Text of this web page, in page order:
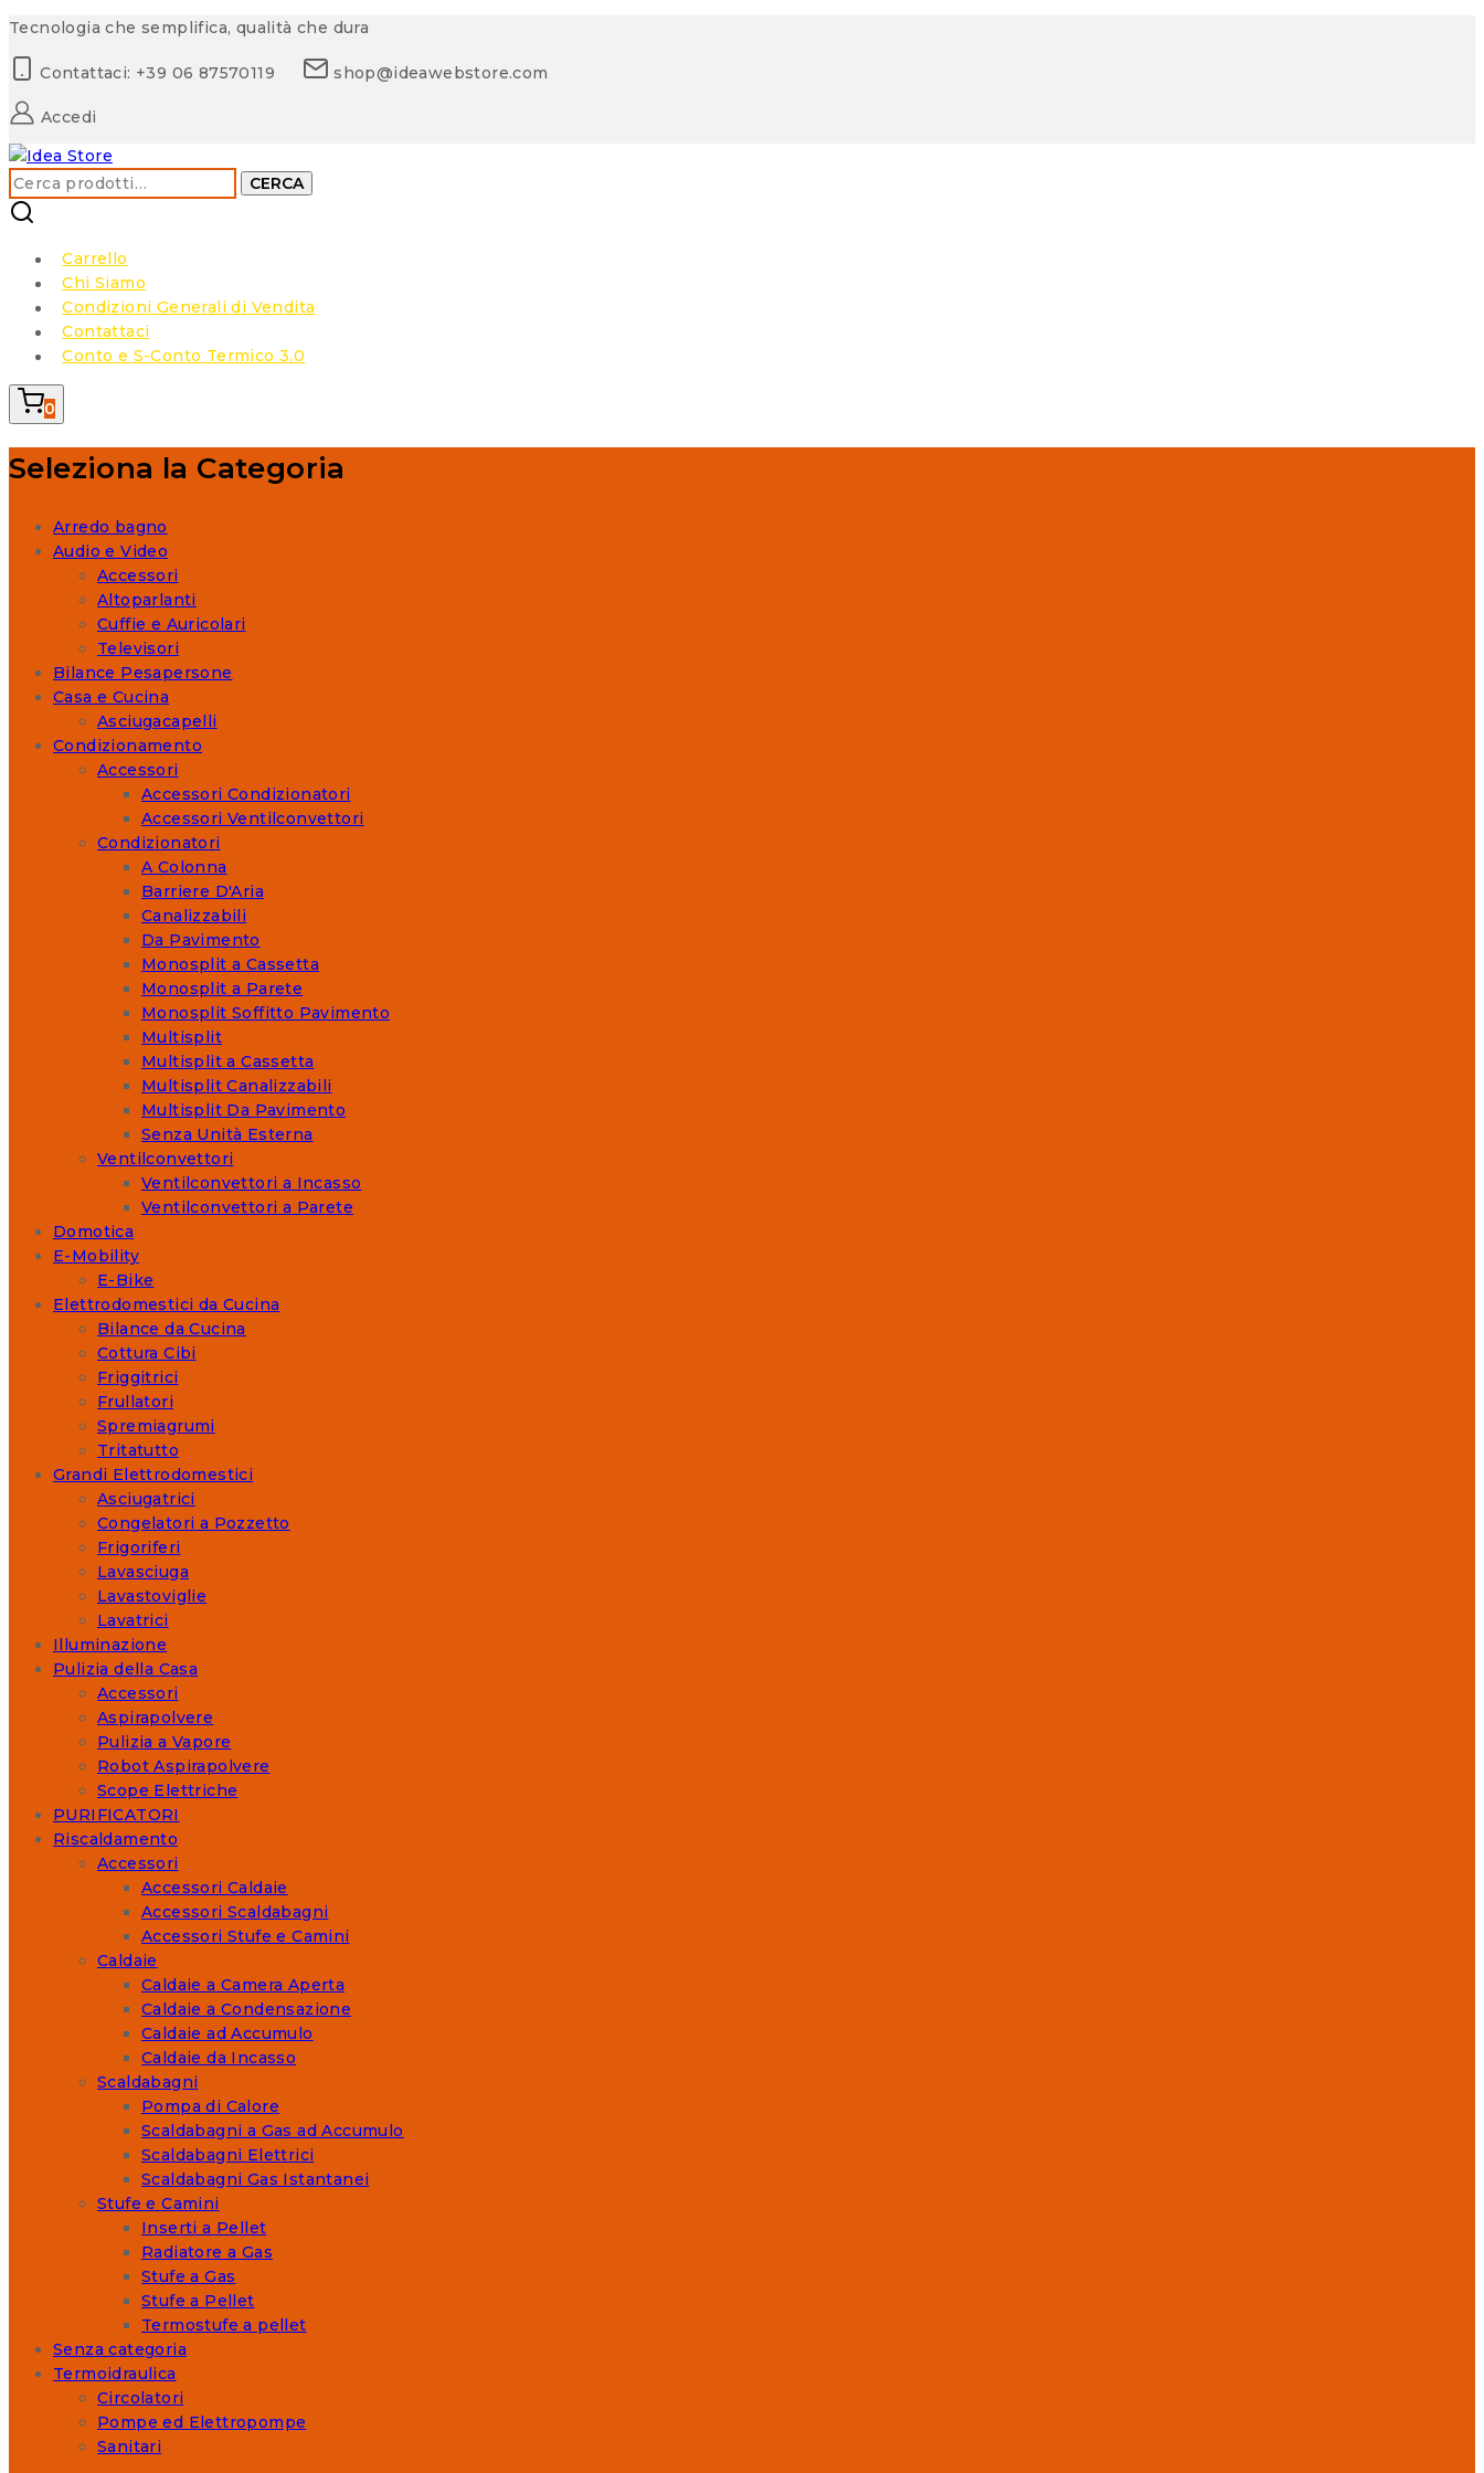
Skip
content
Tecnologia che semplifica, qualità che dura
Contattaci: +39 06 87570119 shop@ideawebstore.com
Accedi
Cerca: CERCA
Carrello
Chi Siamo
Condizioni Generali di Vendita
Contattaci
Conto e S-Conto Termico 3.0
0
Seleziona la Categoria
Arredo bagno
Audio e Video
Accessori
Altoparlanti
Cuffie e Auricolari
Televisori
Bilance Pesapersone
Casa e Cucina
Asciugacapelli
Condizionamento
Accessori
Accessori Condizionatori
Accessori Ventilconvettori
Condizionatori
A Colonna
Barriere D'Aria
Canalizzabili
Da Pavimento
Monosplit a Cassetta
Monosplit a Parete
Monosplit Soffitto Pavimento
Multisplit
Multisplit a Cassetta
Multisplit Canalizzabili
Multisplit Da Pavimento
Senza Unità Esterna
Ventilconvettori
Ventilconvettori a Incasso
Ventilconvettori a Parete
Domotica
E-Mobility
E-Bike
Elettrodomestici da Cucina
Bilance da Cucina
Cottura Cibi
Friggitrici
Frullatori
Spremiagrumi
Tritatutto
Grandi Elettrodomestici
Asciugatrici
Congelatori a Pozzetto
Frigoriferi
Lavasciuga
Lavastoviglie
Lavatrici
Illuminazione
Pulizia della Casa
Accessori
Aspirapolvere
Pulizia a Vapore
Robot Aspirapolvere
Scope Elettriche
PURIFICATORI
Riscaldamento
Accessori
Accessori Caldaie
Accessori Scaldabagni
Accessori Stufe e Camini
Caldaie
Caldaie a Camera Aperta
Caldaie a Condensazione
Caldaie ad Accumulo
Caldaie da Incasso
Scaldabagni
Pompa di Calore
Scaldabagni a Gas ad Accumulo
Scaldabagni Elettrici
Scaldabagni Gas Istantanei
Stufe e Camini
Inserti a Pellet
Radiatore a Gas
Stufe a Gas
Stufe a Pellet
Termostufe a pellet
Senza categoria
Termoidraulica
Circolatori
Pompe ed Elettropompe
Sanitari